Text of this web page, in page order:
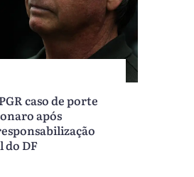
caso de porte
após
do DF